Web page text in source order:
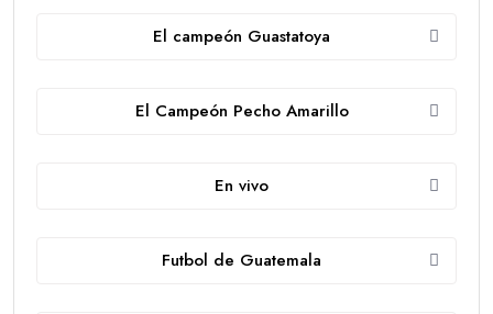
El campeón Guastatoya
El Campeón Pecho Amarillo
En vivo
Futbol de Guatemala